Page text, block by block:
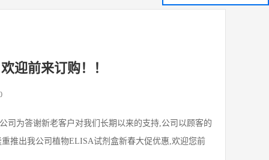
迎前来订购！！
司为答谢新老客户对我们长期以来的支持,公司以顾客的
推出我公司植物ELISA试剂盒新春大促优惠,欢迎您前